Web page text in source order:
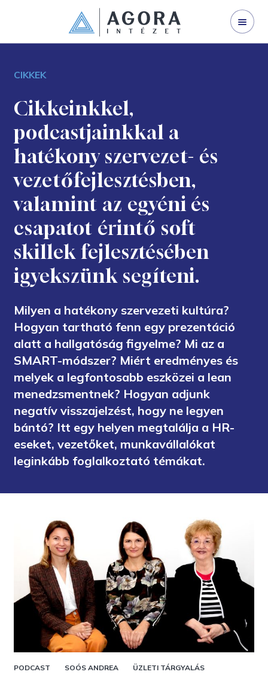
WEBINÁRJAINK
VEZETŐFEJLESZTÉS
VÁLLALATI TRÉNING
I LAND
NYÍLT KÉPZÉS
GINOP 3.2.1-21
KAPCSOLAT
RÓLUNK
CIKKEK
Cikkeinkkel,
podcastjainkkal a
hatékony szervezet- és
vezetőfejlesztésben,
valamint az egyéni és
csapatot érintő soft
skillek fejlesztésében
igyekszünk segíteni.
Milyen a hatékony szervezeti kultúra?
Hogyan tartható fenn egy prezentáció
alatt a hallgatóság figyelme? Mi az a
SMART-módszer? Miért eredményes és
melyek a legfontosabb eszközei a lean
menedzsmentnek? Hogyan adjunk
negatív visszajelzést, hogy ne legyen
bántó? Itt egy helyen megtalálja a HR-
eseket, vezetőket, munkavállalókat
leginkább foglalkoztató témákat.
PODCAST SOÓS ANDREA ÜZLETI TÁRGYALÁS